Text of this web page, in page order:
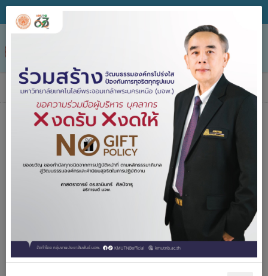
ข่าวประกาศจัดซื้อจัดจ้าง
ประกาศจัด
ซื้อจัดจ้าง 2557-2567
คำค้น